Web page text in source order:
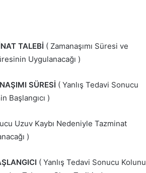
TALEBİ ( Zamanaşımı Süresi ve
Uygulanacağı )
SÜRESİ ( Yanlış Tedavi Sonucu
Başlangıcı )
Uzuv Kaybı Nedeniyle Tazminat
)
( Yanlış Tedavi Sonucu Kolunu